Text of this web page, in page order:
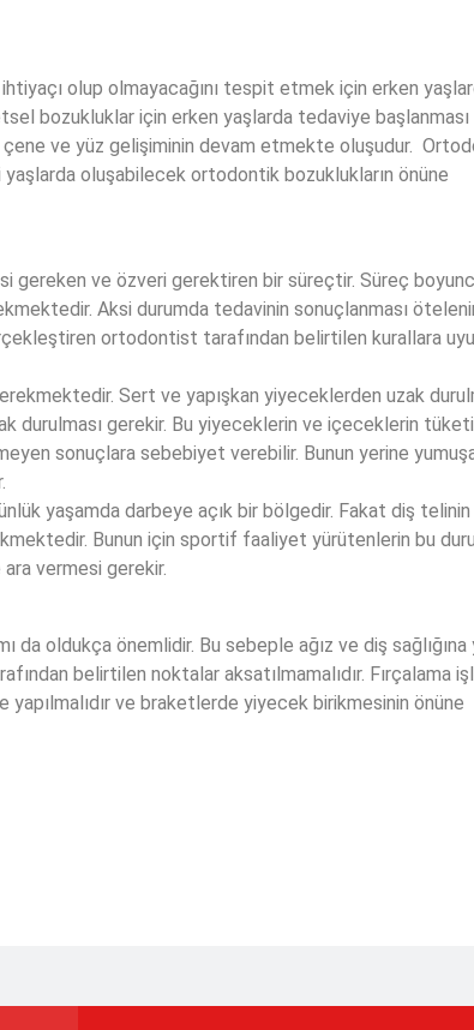
olup olmayacağını tespit etmek için erken
bozukluklar için erken yaşlarda tedaviye başlanması
çene ve yüz gelişiminin devam etmekte oluşudur.
oluşabilecek ortodontik bozuklukların önüne
gereken ve özveri gerektiren bir süreçtir. Süreç
Aksi durumda tedavinin sonuçlanması
ortodontist tarafından belirtilen kurallara
Sert ve yapışkan yiyeceklerden uzak
durulması gerekir. Bu yiyeceklerin ve içeceklerin
sonuçlara sebebiyet verebilir. Bunun yerine
yaşamda darbeye açık bir bölgedir. Fakat diş
Bunun için sportif faaliyet yürütenlerin bu
vermesi gerekir.
da oldukça önemlidir. Bu sebeple ağız ve diş
belirtilen noktalar aksatılmamalıdır. Fırçalama
ve braketlerde yiyecek birikmesinin önüne